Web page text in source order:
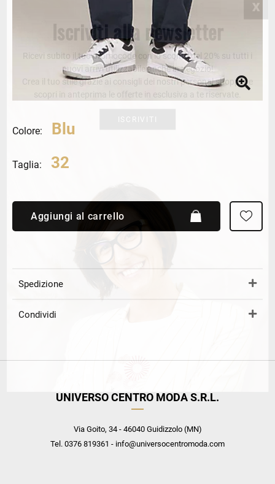
Colore: Blu
Taglia: 32
Aggiungi al carrello
Spedizione
Condividi
UNIVERSO CENTRO MODA S.R.L.
Via Goito, 34 - 46040 Guidizzolo (MN)
Tel. 0376 819361 - info@universocentromoda.com
Iscriviti alla newsletter
Ricevi subito il tuo promocode con lo sconto del 20% su tutti i
nuovi arrivi utilizzabile anche in negozio!
Crea il tuo stile grazie ai consigli dei nostri personal shopper e
scopri in anteprima le offerte in esclusiva a te riservate.
ISCRIVITI